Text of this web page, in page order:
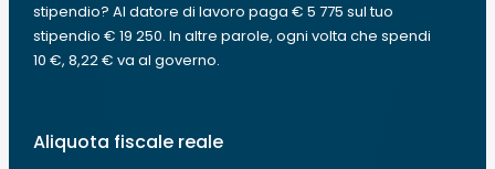
stipendio? Al datore di lavoro paga € 5 775 sul tuo
stipendio € 19 250. In altre parole, ogni volta che spendi
10 €, 8,22 € va al governo.
Aliquota fiscale reale